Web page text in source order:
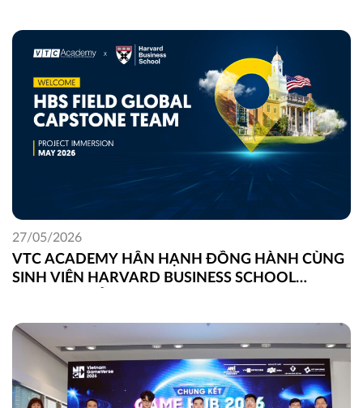
VTC ACADEMY HÂN HẠNH ĐỒNG HÀNH CÙNG
SINH VIÊN HARVARD BUSINESS SCHOOL
27/05/2026